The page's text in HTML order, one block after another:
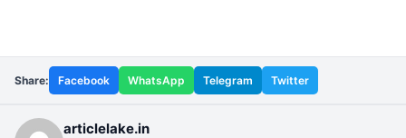
Share: Facebook WhatsApp Telegram Twitter
articlelake.in